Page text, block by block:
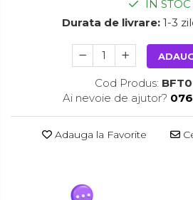
IN STOC
Durata de livrare: 1-3
Cod Produs:
Ai nevoie de ajutor?
Adauga la Favorite